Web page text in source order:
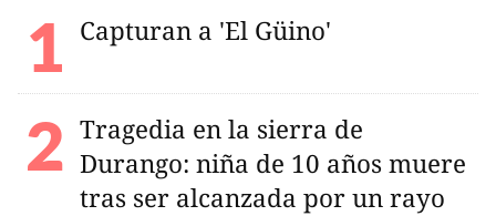
Capturan a 'El Güino'
Tragedia en la sierra de
Durango: niña de 10 años muere
tras ser alcanzada por un rayo